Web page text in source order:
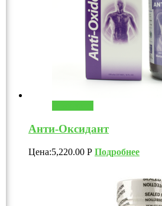
Анти-Оксидант
Цена:5,220.00 Р Подробнее